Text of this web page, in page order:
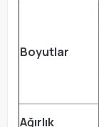
Boyutlar
Ağırlık